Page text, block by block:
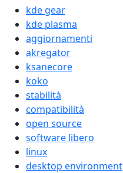
kde gear
kde plasma
aggiornamenti
akregator
ksanecore
koko
stabilità
compatibilità
open source
software libero
linux
desktop environment